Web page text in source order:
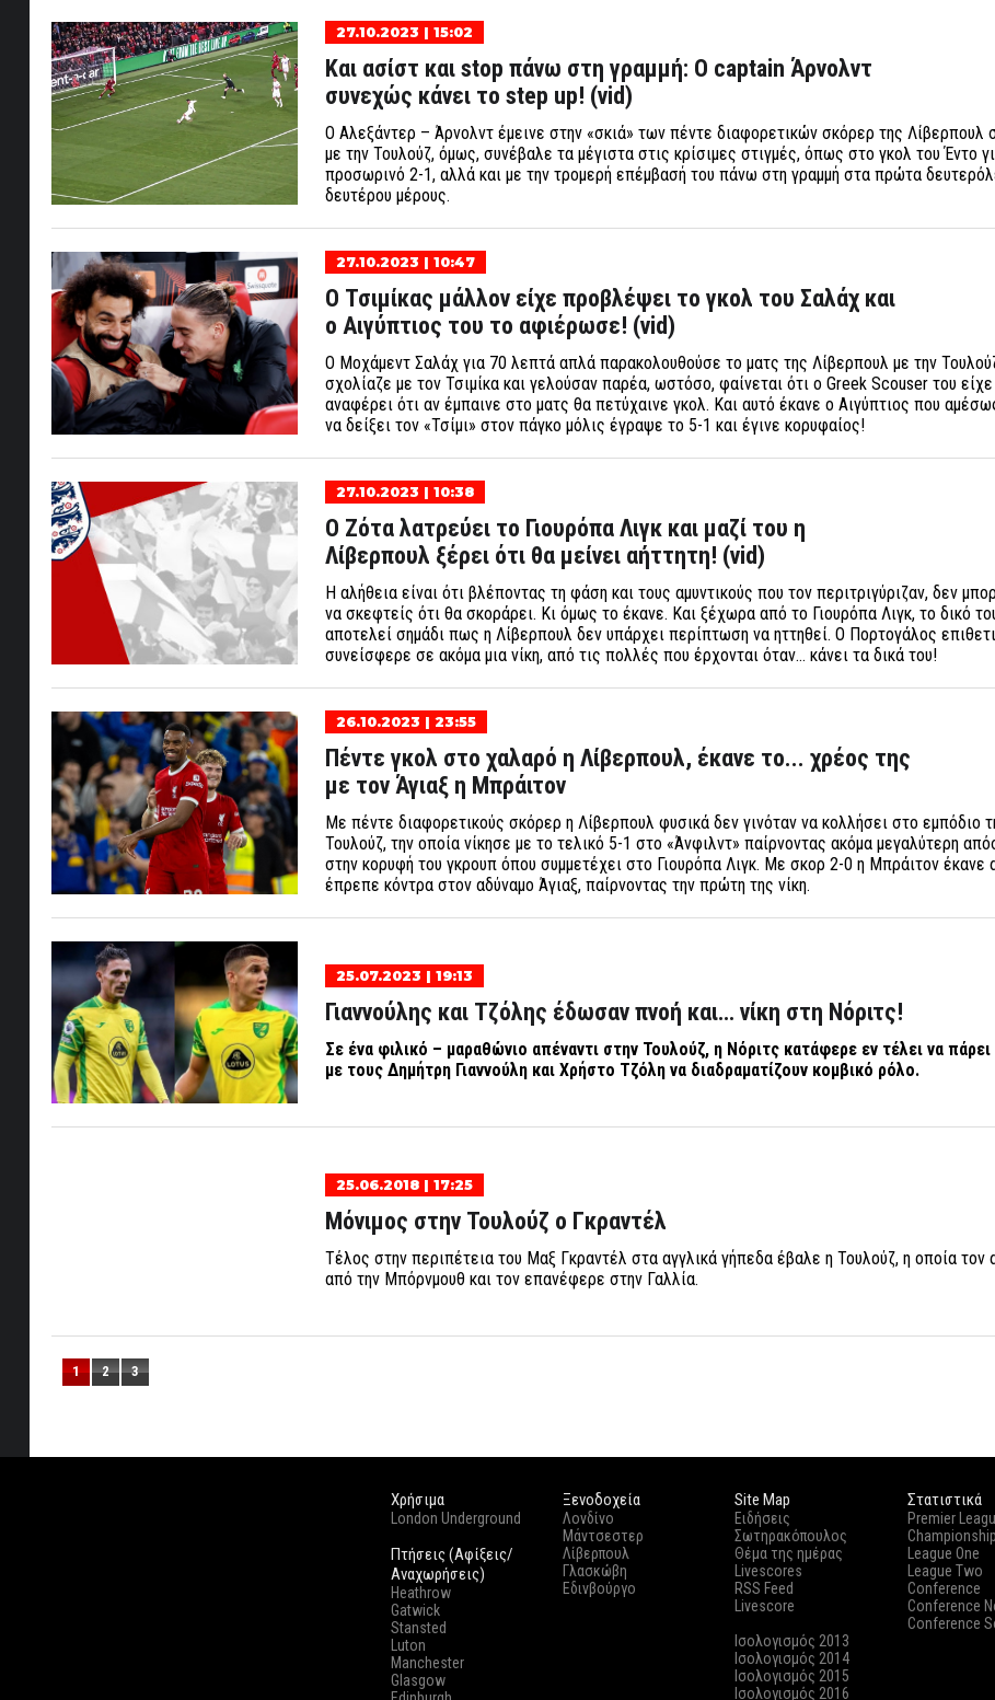
27.10.2023 | 15:02
Και ασίστ και stop πάνω στη γραμμή: Ο captain Άρνολντ
συνεχώς κάνει το step up! (vid)
Ο Αλεξάντερ – Άρνολντ έμεινε στην «σκιά» των πέντε διαφορετικών σκόρερ της Λίβερπουλ
με την Τουλούζ, όμως, συνέβαλε τα μέγιστα στις κρίσιμες στιγμές, όπως στο γκολ του Έντο
προσωρινό 2-1, αλλά και με την τρομερή επέμβασή του πάνω στη γραμμή στα πρώτα
δευτέρου μέρους.
27.10.2023 | 10:47
Ο Τσιμίκας μάλλον είχε προβλέψει το γκολ του Σαλάχ και
ο Αιγύπτιος του το αφιέρωσε! (vid)
Ο Μοχάμεντ Σαλάχ για 70 λεπτά απλά παρακολουθούσε το ματς της Λίβερπουλ με την
σχολίαζε με τον Τσιμίκα και γελούσαν παρέα, ωστόσο, φαίνεται ότι ο Greek Scouser του είχε
αναφέρει ότι αν έμπαινε στο ματς θα πετύχαινε γκολ. Και αυτό έκανε ο Αιγύπτιος που
να δείξει τον «Τσίμι» στον πάγκο μόλις έγραψε το 5-1 και έγινε κορυφαίος!
27.10.2023 | 10:38
Ο Ζότα λατρεύει το Γιουρόπα Λιγκ και μαζί του η
Λίβερπουλ ξέρει ότι θα μείνει αήττητη! (vid)
Η αλήθεια είναι ότι βλέποντας τη φάση και τους αμυντικούς που τον περιτριγύριζαν, δεν
να σκεφτείς ότι θα σκοράρει. Κι όμως το έκανε. Και ξέχωρα από το Γιουρόπα Λιγκ, το δικό
αποτελεί σημάδι πως η Λίβερπουλ δεν υπάρχει περίπτωση να ηττηθεί. Ο Πορτογάλος
συνείσφερε σε ακόμα μια νίκη, από τις πολλές που έρχονται όταν... κάνει τα δικά του!
26.10.2023 | 23:55
Πέντε γκολ στο χαλαρό η Λίβερπουλ, έκανε το... χρέος της
με τον Άγιαξ η Μπράιτον
Με πέντε διαφορετικούς σκόρερ η Λίβερπουλ φυσικά δεν γινόταν να κολλήσει στο εμπόδιο
Τουλούζ, την οποία νίκησε με το τελικό 5-1 στο «Άνφιλντ» παίρνοντας ακόμα μεγαλύτερη
στην κορυφή του γκρουπ όπου συμμετέχει στο Γιουρόπα Λιγκ. Με σκορ 2-0 η Μπράιτον έκανε
έπρεπε κόντρα στον αδύναμο Άγιαξ, παίρνοντας την πρώτη της νίκη.
25.07.2023 | 19:13
Γιαννούλης και Τζόλης έδωσαν πνοή και… νίκη στη Νόριτς!
Σε ένα φιλικό – μαραθώνιο απέναντι στην Τουλούζ, η Νόριτς κατάφερε εν τέλει να πάρει
με τους Δημήτρη Γιαννούλη και Χρήστο Τζόλη να διαδραματίζουν κομβικό ρόλο.
25.06.2018 | 17:25
Μόνιμος στην Τουλούζ ο Γκραντέλ
Τέλος στην περιπέτεια του Μαξ Γκραντέλ στα αγγλικά γήπεδα έβαλε η Τουλούζ, η οποία τον
από την Μπόρνμουθ και τον επανέφερε στην Γαλλία.
1 2 3
Χρήσιμα
London Underground
Πτήσεις (Αφίξεις/
Αναχωρήσεις)
Heathrow
Gatwick
Stansted
Luton
Manchester
Glasgow
Ξενοδοχεία
Λονδίνο
Μάντσεστερ
Λίβερπουλ
Γλασκώβη
Εδινβούργο
Site Map
Ειδήσεις
Σωτηρακόπουλος
Θέμα της ημέρας
Livescores
RSS Feed
Livescore
Ισολογισμός 2013
Ισολογισμός 2014
Ισολογισμός 2015
Ισολογισμός 2016
Στατιστικά
Premier
Championship
League One
League Two
Conference
Conference
Conference